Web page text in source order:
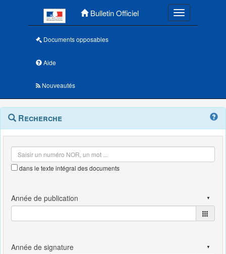
Bulletin Officiel Toggle
Documents opposables
Aide
Nouveautés
Navigation
outils
Menu
contextuel
Recherche
dans le texte intégral des documents